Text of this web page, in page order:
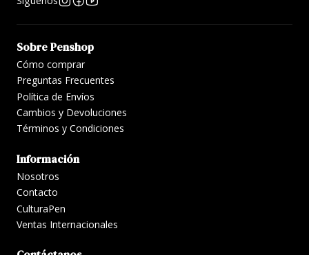
Sobre Penshop
Cómo comprar
Preguntas Frecuentes
Política de Envíos
Cambios y Devoluciones
Términos y Condiciones
Información
Nosotros
Contacto
CulturaPen
Ventas Internacionales